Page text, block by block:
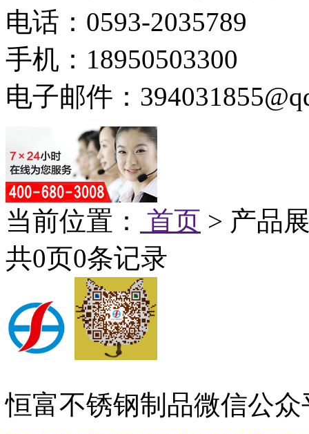
电话：0593-2035789
手机：18950503300
电子邮件：
当前位置： 首页 > 产品
共0页0条记录
恒富不锈钢制品微信公众